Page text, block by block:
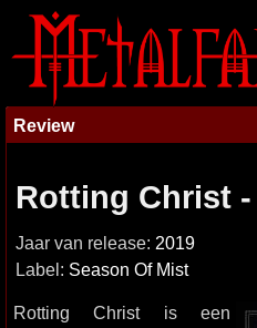
Review
Rotting Christ
Jaar van release: 2019
Label: Season Of Mist
Rotting Christ is een